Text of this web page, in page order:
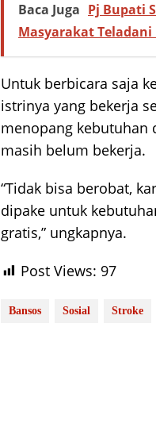
Baca Juga Pj Bupati
Masyarakat
Untuk berbicara saja
istrinya yang bekerja
menopang kebutuhan
masih belum bekerja.
“Tidak bisa berobat,
dipake untuk
gratis,” ungkapnya.
Post Views: 97
Bansos Sosial Stroke